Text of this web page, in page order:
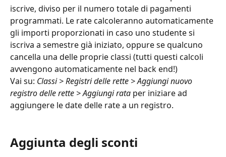
iscrive, diviso per il numero totale di pagamenti
programmati. Le rate calcoleranno automaticamente
gli importi proporzionati in caso uno studente si
iscriva a semestre già iniziato, oppure se qualcuno
cancella una delle proprie classi (tutti questi calcoli
avvengono automaticamente nel back end!)
Vai su: Classi > Registri delle rette > Aggiungi nuovo
registro delle rette > Aggiungi rata per iniziare ad
aggiungere le date delle rate a un registro.
Aggiunta degli sconti